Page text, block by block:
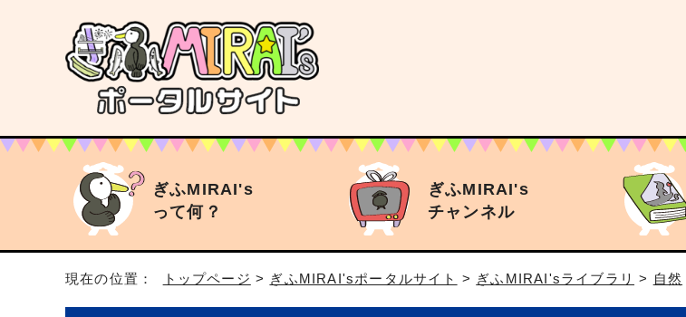
ぎふMIRAI's
って何？
ぎふMIRAI's
チャンネル
現在の位置： トップページ > ぎふMIRAI'sポータルサイト > ぎふMIRAI'sライブラリ > 自然